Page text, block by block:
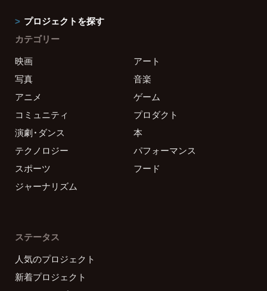
プロジェクトを探す
カテゴリー
映画
アート
写真
音楽
アニメ
ゲーム
コミュニティ
プロダクト
演劇・ダンス
本
テクノロジー
パフォーマンス
スポーツ
フード
ジャーナリズム
ステータス
人気のプロジェクト
新着プロジェクト